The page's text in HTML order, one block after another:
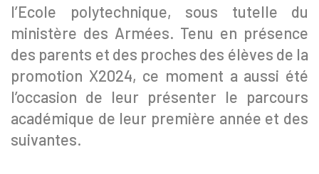
l’Ecole polytechnique, sous tutelle du
ministère des Armées. Tenu en présence
des parents et des proches des élèves de la
promotion X2024, ce moment a aussi été
l’occasion de leur présenter le parcours
académique de leur première année et des
suivantes.